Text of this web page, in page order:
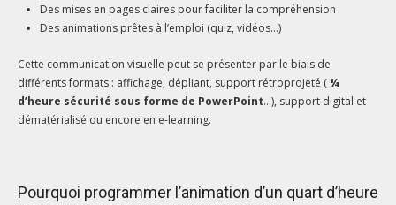
Des mises en pages claires pour faciliter la compréhension
Des animations prêtes à l’emploi (quiz, vidéos…)
Cette communication visuelle peut se présenter par le biais de
différents formats : affichage, dépliant, support rétroprojeté (¼
d’heure sécurité sous forme de PowerPoint…), support digital et
dématérialisé ou encore en e-learning.
Pourquoi programmer l’animation d’un quart d’heure